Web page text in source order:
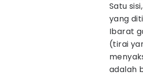
Satu
yang
Ibarat
(tirai
adalah